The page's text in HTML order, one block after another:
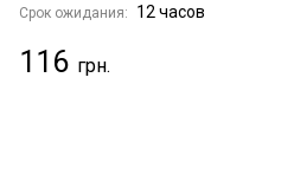
Срок ожидания: 12 часов
116